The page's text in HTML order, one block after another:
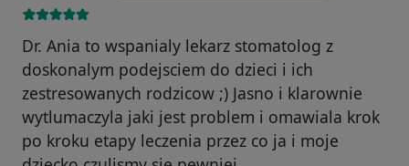
Dr. Ania to wspanialy lekarz stomatolog z
doskonalym podejsciem do dzieci i ich
zestresowanych rodzicow ;) Jasno i klarownie
wytlumaczyla jaki jest problem i omawiala krok
po kroku etapy leczenia przez co ja i moje